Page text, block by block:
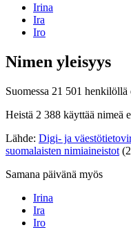
Irina
Ira
Iro
Nimen yleisyys
Suomessa 21 501
Heistä 2 388 käyttää nimeä
Lähde: Digi- ja
suomalaisten nimiaineistot
Samana päivänä myös
Irina
Ira
Iro